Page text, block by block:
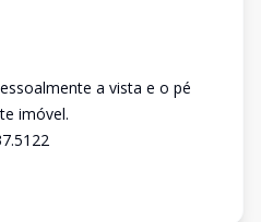
a vista e o pé
imóvel.